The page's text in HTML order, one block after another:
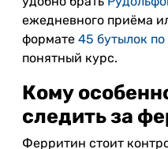
ежедневного приёма
формате 45 бутылок по
понятный курс.
Кому
следить за
Ферритин стоит